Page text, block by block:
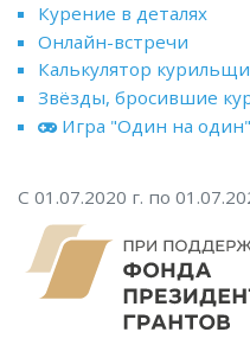
Курение в деталях
Онлайн-встречи
Калькулятор
Звёзды, бросившие
Игра "Один на один"
С 01.07.2020 г. по